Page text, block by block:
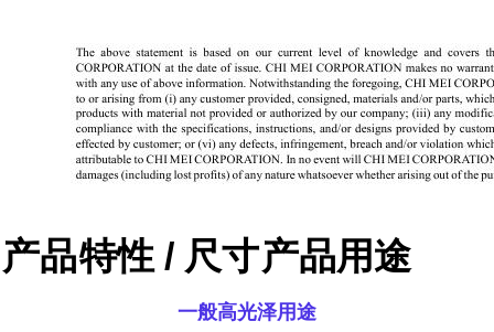
产品特性 / 尺寸产品用途
一般高光泽用途